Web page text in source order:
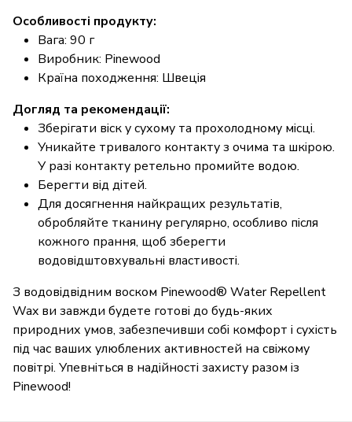
Особливості продукту:
Вага: 90 г
Виробник: Pinewood
Країна походження: Швеція
Догляд та рекомендації:
Зберігати віск у сухому та прохолодному місці.
Уникайте тривалого контакту з очима та шкірою.
У разі контакту ретельно промийте водою.
Берегти від дітей.
Для досягнення найкращих результатів,
обробляйте тканину регулярно, особливо після
кожного прання, щоб зберегти
водовідштовхувальні властивості.
З водовідвідним воском Pinewood® Water Repellent
Wax ви завжди будете готові до будь-яких
природних умов, забезпечивши собі комфорт і сухість
під час ваших улюблених активностей на свіжому
повітрі. Упевніться в надійності захисту разом із
Pinewood!